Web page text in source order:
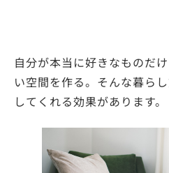
自分が本当に好きなものだ
い空間を作る。そんな暮ら
してくれる効果があります。